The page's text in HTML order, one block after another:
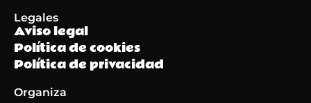
Legales
Aviso legal
Política de cookies
Política de privacidad
Organiza